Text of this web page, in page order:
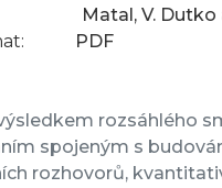
Matal, V. Dutko
PDF
rozsáhlého
spojeným s
rozhovorů,